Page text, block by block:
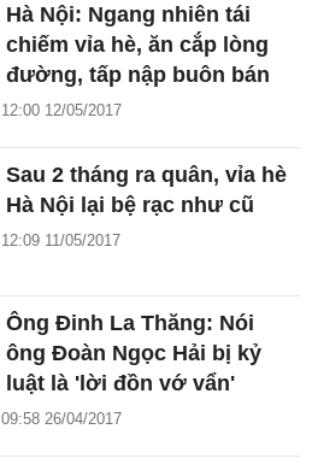
Hà Nội: Ngang nhiên tái
chiếm vỉa hè, ăn cắp lòng
đường, tấp nập buôn bán
12:00 12/05/2017
Sau 2 tháng ra quân, vỉa hè
Hà Nội lại bệ rạc như cũ
12:09 11/05/2017
Ông Đinh La Thăng: Nói
ông Đoàn Ngọc Hải bị kỷ
luật là 'lời đồn vớ vẩn'
09:58 26/04/2017